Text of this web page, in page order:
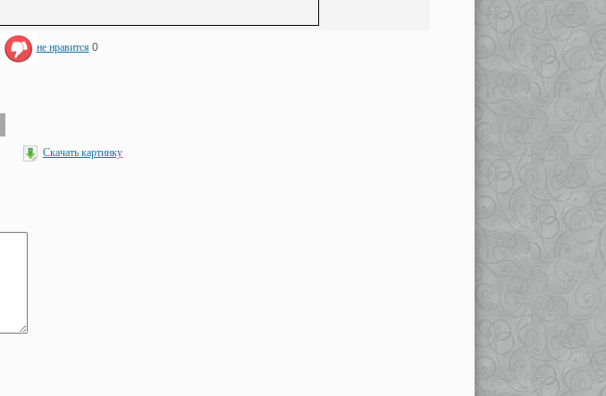
не нравится 0
Скачать картинку